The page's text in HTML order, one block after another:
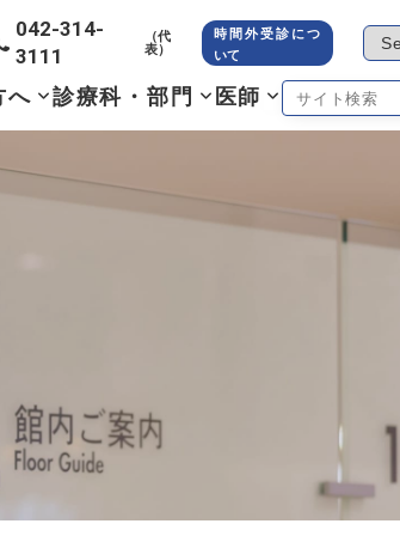
042-314-
3111
（代
表）
時間外受診につ
いて
へ 診療科・部門 医師